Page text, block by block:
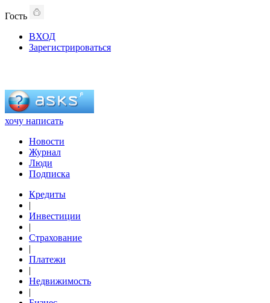
Гость
ВХОД
Зарегистрироваться
хочу написать
Новости
Журнал
Люди
Подписка
Кредиты
|
Инвестиции
|
Страхование
|
Платежи
|
Недвижимость
|